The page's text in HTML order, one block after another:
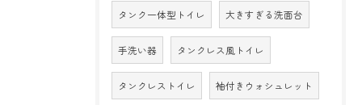
タンク一体型トイレ 大きすぎる洗面台
手洗い器 タンクレス風トイレ
タンクレストイレ 袖付きウォシュレット